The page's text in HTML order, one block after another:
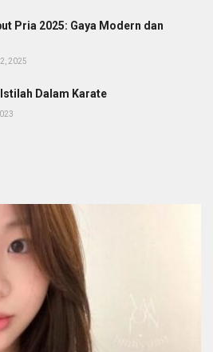
Pria 2025: Gaya Modern dan
2025
Dalam Karate